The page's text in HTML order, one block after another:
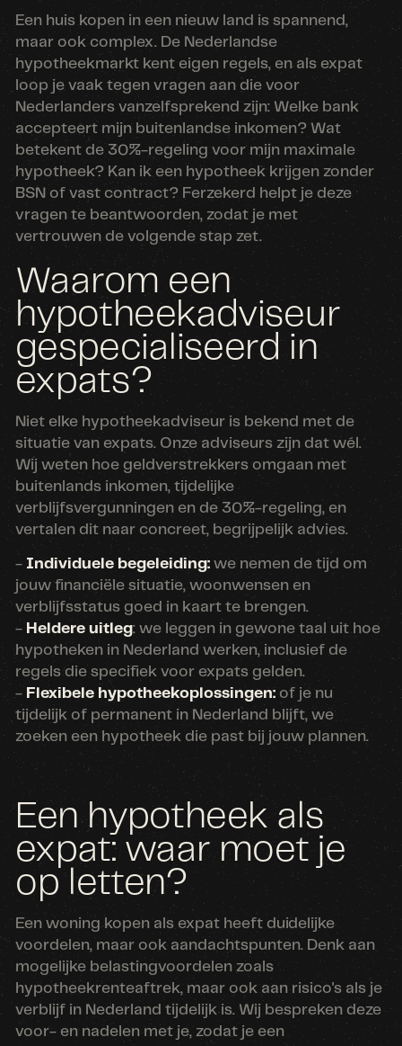
Een huis kopen in een nieuw land is spannend,
maar ook complex. De Nederlandse
hypotheekmarkt kent eigen regels, en als expat
loop je vaak tegen vragen aan die voor
Nederlanders vanzelfsprekend zijn: Welke bank
accepteert mijn buitenlandse inkomen? Wat
betekent de 30%-regeling voor mijn maximale
hypotheek? Kan ik een hypotheek krijgen zonder
BSN of vast contract? Ferzekerd helpt je deze
vragen te beantwoorden, zodat je met
vertrouwen de volgende stap zet.
Waarom een
hypotheekadviseur
gespecialiseerd in
expats?
Niet elke hypotheekadviseur is bekend met de
situatie van expats. Onze adviseurs zijn dat wél.
Wij weten hoe geldverstrekkers omgaan met
buitenlands inkomen, tijdelijke
verblijfsvergunningen en de 30%-regeling, en
vertalen dit naar concreet, begrijpelijk advies.
- Individuele begeleiding:we nemen de tijd om
jouw financiële situatie, woonwensen en
verblijfsstatus goed in kaart te brengen.
- Heldere uitleg: we leggen in gewone taal uit hoe
hypotheken in Nederland werken, inclusief de
regels die specifiek voor expats gelden.
- Flexibele hypotheekoplossingen: of je nu
tijdelijk of permanent in Nederland blijft, we
zoeken een hypotheek die past bij jouw plannen.
Een hypotheek als
expat: waar moet je
op letten?
Een woning kopen als expat heeft duidelijke
voordelen, maar ook aandachtspunten. Denk aan
mogelijke belastingvoordelen zoals
hypotheekrenteaftrek, maar ook aan risico's als je
verblijf in Nederland tijdelijk is. Wij bespreken deze
voor- en nadelen met je, zodat je een